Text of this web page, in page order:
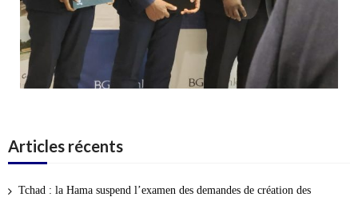
Articles récents
Tchad : la Hama suspend l’examen des demandes de création des